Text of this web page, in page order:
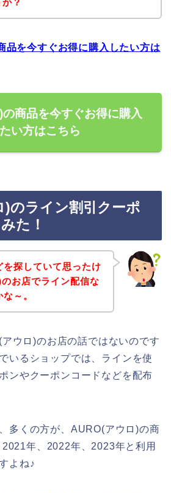
？
品を今すぐお得に購入したい方は
商品を今すぐお得に購入
い方はこちら
)のライン割引クーポ
た！
探していて思ったけ
お店でライン配信な
～。
ウロ)のお店の話ではないのです
いるショップでは、ラインを使
ンやクーポンコードなどを配布
多くの方が、AURO(アウロ)の商
年、2022年、2023年と利用
よね♪